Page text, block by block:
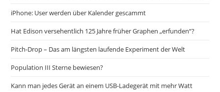
iPhone: User werden über Kalender gescammt
Hat Edison versehentlich 125 Jahre früher Graphen „erfunden“?
Pitch-Drop – Das am längsten laufende Experiment der Welt
Population III Sterne bewiesen?
Kann man jedes Gerät an einem USB-Ladegerät mit mehr Watt